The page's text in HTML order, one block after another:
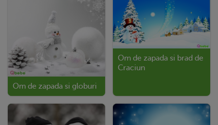
Om de zapada si globuri
Om de zapada si brad de
Craciun